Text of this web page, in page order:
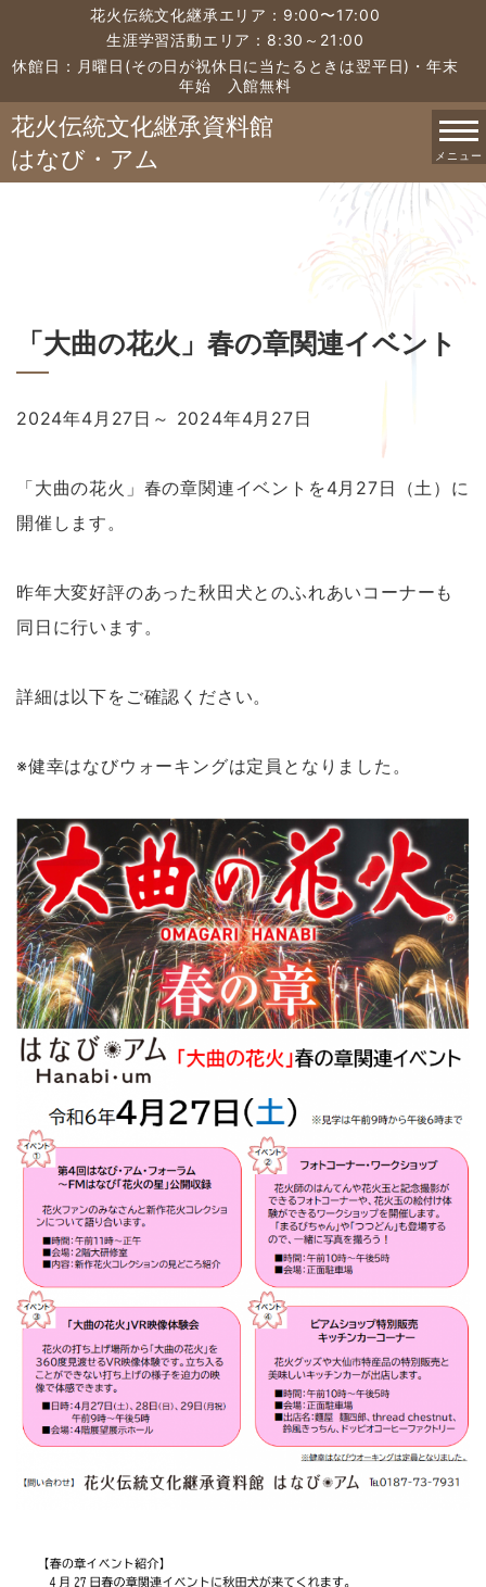
花火伝統文化継承エリア：9:00〜17:00
生涯学習活動エリア：8:30～21:00
休館日：月曜日(その日が祝休日に当たるときは翌平日)・年末
年始 入館無料
花火伝統文化継承資料館
はなび・アム
メニュー
「大曲の花火」春の章関連イベント
2024年4月27日 ～ 2024年4月27日
「大曲の花火」春の章関連イベントを4月27日（土）に
開催します。
昨年大変好評のあった秋田犬とのふれあいコーナーも
同日に行います。
詳細は以下をご確認ください。
※健幸はなびウォーキングは定員となりました。